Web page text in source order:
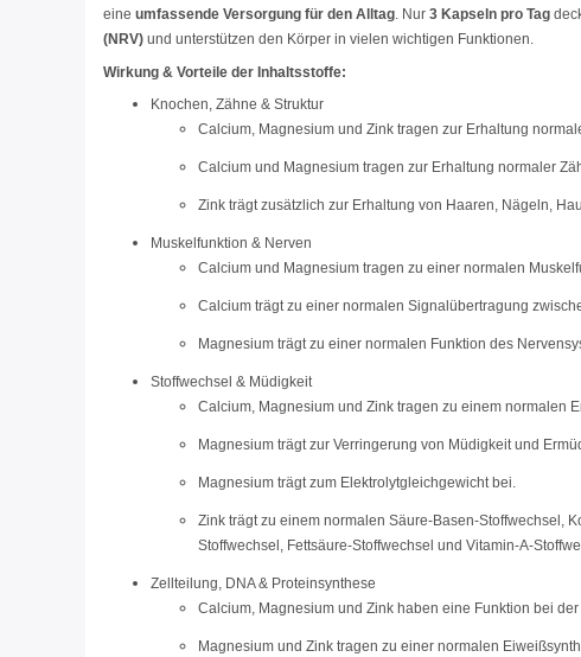
eine umfassende Versorgung für den Alltag. Nur 3 Kapseln pro Tag
(NRV) und unterstützen den Körper in vielen wichtigen Funktionen.
Wirkung & Vorteile der Inhaltsstoffe:
Knochen, Zähne & Struktur
Calcium, Magnesium und Zink tragen zur Erhaltung
Calcium und Magnesium tragen zur Erhaltung normaler
Zink trägt zusätzlich zur Erhaltung von Haaren, Nägeln,
Muskelfunktion & Nerven
Calcium und Magnesium tragen zu einer normalen
Calcium trägt zu einer normalen Signalübertragung
Magnesium trägt zu einer normalen Funktion des
Stoffwechsel & Müdigkeit
Calcium, Magnesium und Zink tragen zu einem normalen
Magnesium trägt zur Verringerung von Müdigkeit und
Magnesium trägt zum Elektrolytgleichgewicht bei.
Zink trägt zu einem normalen Säure-Basen-Stoffwechsel,
Stoffwechsel, Fettsäure-Stoffwechsel und Vitamin-A-
Zellteilung, DNA & Proteinsynthese
Calcium, Magnesium und Zink haben eine Funktion bei
Magnesium und Zink tragen zu einer normalen